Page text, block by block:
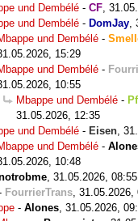
und Dembélé - CF,
und Dembélé - DomJay,
und Dembélé -
15:29
und Dembélé -
10:55
Mbappe und Dembélé -
31.05.2026, 12:35
und Dembélé - Eisen,
und Dembélé -
10:48
, 31.05.2026, 08:55
FourrierTrans, 31.05.2026,
- Alones, 31.05.2026,